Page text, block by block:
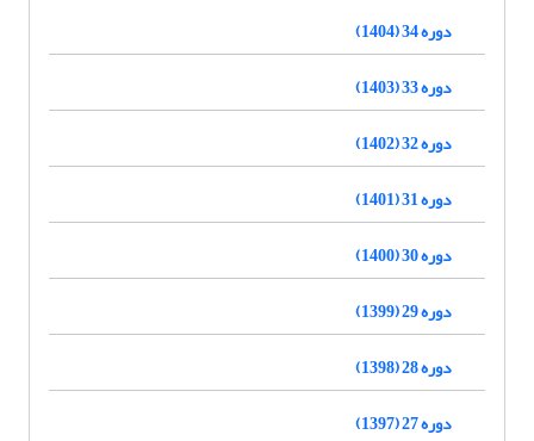
دوره 34 (1404)
دوره 33 (1403)
دوره 32 (1402)
دوره 31 (1401)
دوره 30 (1400)
دوره 29 (1399)
دوره 28 (1398)
دوره 27 (1397)